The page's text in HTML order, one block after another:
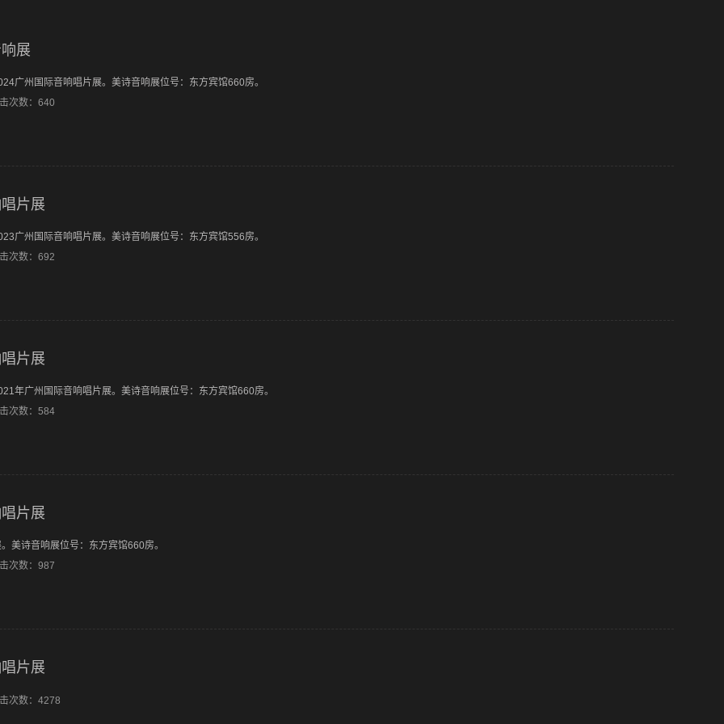
展
广州国际音响唱片展。美诗音响展位号：东方宾馆660房。
次数：640
片展
广州国际音响唱片展。美诗音响展位号：东方宾馆556房。
次数：692
片展
年广州国际音响唱片展。美诗音响展位号：东方宾馆660房。
次数：584
片展
美诗音响展位号：东方宾馆660房。
次数：987
片展
次数：4278